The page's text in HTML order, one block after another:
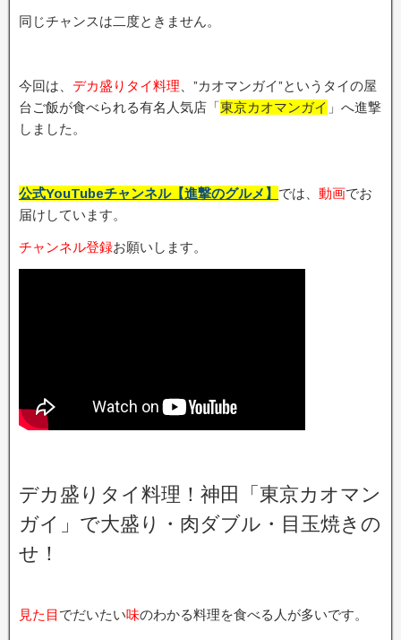
同じチャンスは二度ときません。
今回は、 デカ盛りタイ料理 、”カオマンガイ”というタイの屋
台ご飯が食べられる有名人気店「東京カオマンガイ 」へ進撃
しました。
公式YouTubeチャンネル【進撃のグルメ】 では、 動画でお
届けしています。
チャンネル登録お願いします。
デカ盛りタイ料理！神田「東京カオマン
ガイ」で大盛り・肉ダブル・目玉焼きの
せ！
見た目 でだいたい味のわかる料理を食べる人が多いです。